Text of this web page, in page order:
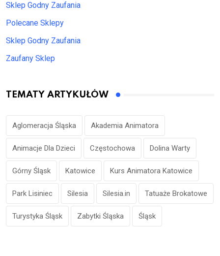
Sklep Godny Zaufania
Polecane Sklepy
Sklep Godny Zaufania
Zaufany Sklep
TEMATY ARTYKUŁÓW
Aglomeracja Śląska Akademia Animatora
Animacje Dla Dzieci Częstochowa Dolina Warty
Górny Śląsk Katowice Kurs Animatora Katowice
Park Lisiniec Silesia Silesia.in Tatuaże Brokatowe
Turystyka Śląsk Zabytki Śląska Śląsk